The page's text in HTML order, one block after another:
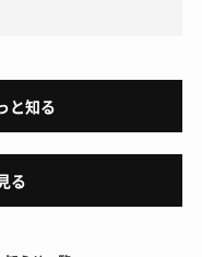
と知る
る